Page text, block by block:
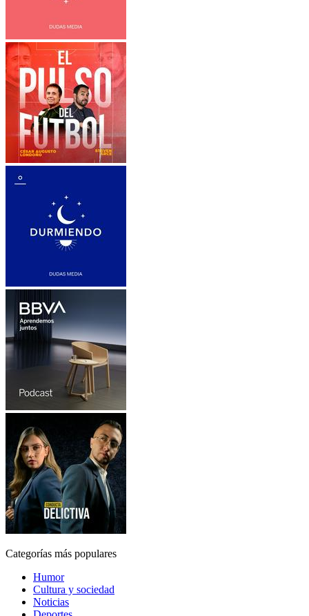
Categorías más populares
Humor
Cultura y sociedad
Noticias